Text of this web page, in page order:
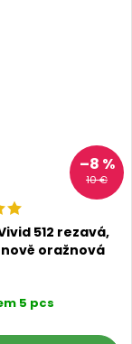
10 €
–8 %
512 rezavá,
oražnová
5 pcs